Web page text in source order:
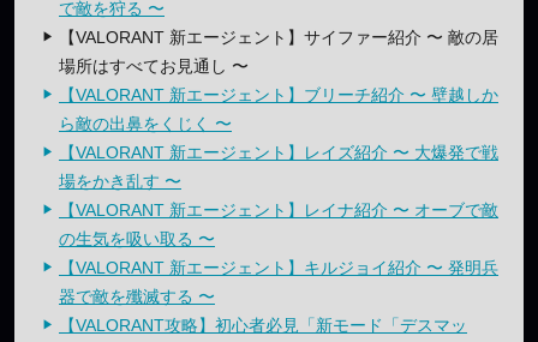
で敵を狩る 〜
【VALORANT 新エージェント】サイファー紹介 〜 敵の居
場所はすべてお見通し 〜
【VALORANT 新エージェント】ブリーチ紹介 〜 壁越しか
ら敵の出鼻をくじく 〜
【VALORANT 新エージェント】レイズ紹介 〜 大爆発で戦
場をかき乱す 〜
【VALORANT 新エージェント】レイナ紹介 〜 オーブで敵
の生気を吸い取る 〜
【VALORANT 新エージェント】キルジョイ紹介 〜 発明兵
器で敵を殲滅する 〜
【VALORANT攻略】初心者必見「新モード「デスマッ